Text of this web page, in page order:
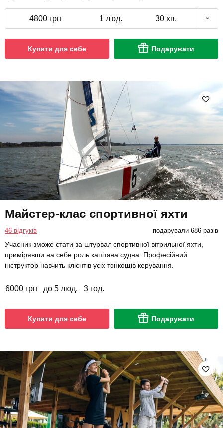
4800 грн 1 люд. 30 хв.
Купити для себе Подарувати
Майстер-клас спортивної яхти
46 відгуків подарували 686 разів
Учасник зможе стати за штурвал спортивної вітрильної яхти,
примірявши на себе роль капітана судна. Професійний
інструктор навчить клієнтів усіх тонкощів керування.
6000 грн до 5 люд. 3 год.
Купити для себе Подарувати